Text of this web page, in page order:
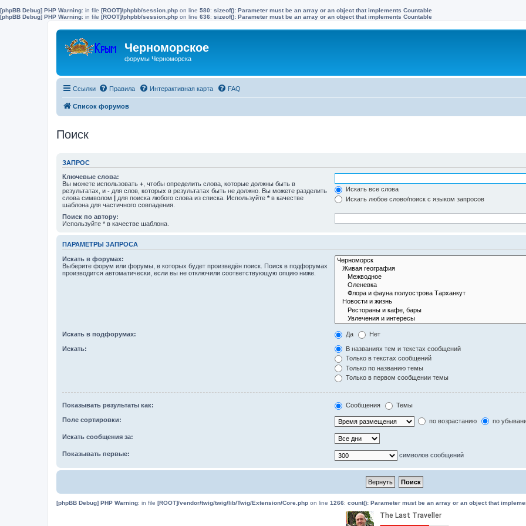
[phpBB Debug] PHP Warning: in file [ROOT]/phpbb/session.php on line 580: sizeof(): Parameter must be an array or an object that implements Countable
[phpBB Debug] PHP Warning: in file [ROOT]/phpbb/session.php on line 636: sizeof(): Parameter must be an array or an object that implements Countable
Черноморское
форумы Черноморска
Ссылки Правила Интерактивная карта FAQ
Список форумов
Поиск
ЗАПРОС
Ключевые слова:
Вы можете использовать + , чтобы определить слова, которые должны быть в
результатах, и - для слов, которых в результатах быть не должно. Вы можете разделить
слова символом | для поиска любого слова из списка. Используйте * в качестве
шаблона для частичного совпадения.
Искать все слова
Искать любое слово/поиск с языком запросов
Поиск по автору:
Используйте * в качестве шаблона.
ПАРАМЕТРЫ ЗАПРОСА
Искать в форумах:
Выберите форум или форумы, в которых будет произведён поиск. Поиск в подфорумах
производится автоматически, если вы не отключили соответствующую опцию ниже.
Искать в подфорумах: Да Нет
Искать:
В названиях тем и текстах сообщений
Только в текстах сообщений
Только по названию темы
Только в первом сообщении темы
Показывать результаты как: Сообщения Темы
Поле сортировки: по возрастанию по
Искать сообщения за:
Показывать первые: символов сообщений
[phpBB Debug] PHP Warning: in file [ROOT]/vendor/twig/twig/lib/Twig/Extension/Core.php on line 1266: count(): Parameter must be an array or an object that